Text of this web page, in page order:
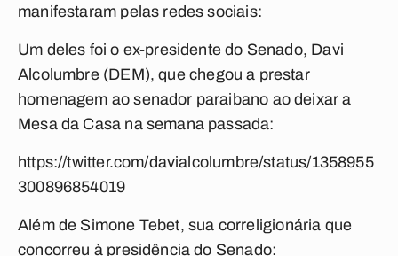
manifestaram pelas redes sociais:
Um deles foi o ex-presidente do Senado, Davi
Alcolumbre (DEM), que chegou a prestar
homenagem ao senador paraibano ao deixar a
Mesa da Casa na semana passada:
https://twitter.com/davialcolumbre/status/1358955
300896854019
Além de Simone Tebet, sua correligionária que
concorreu à presidência do Senado: